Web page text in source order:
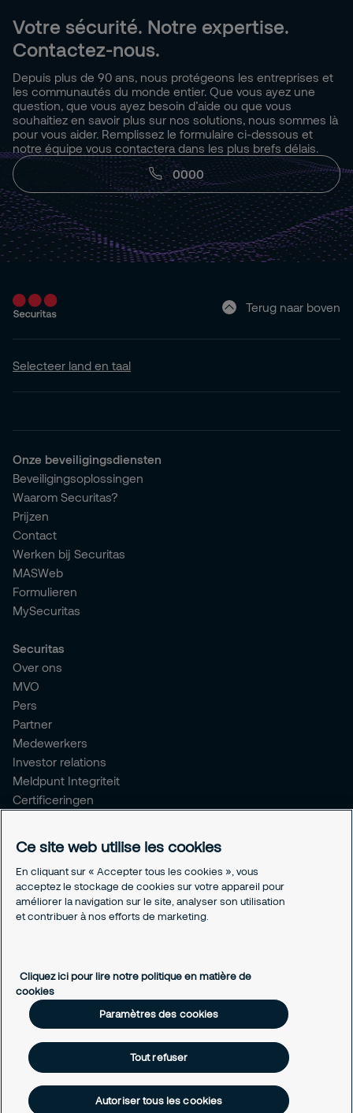
Votre sécurité. Notre expertise.
Contactez-nous.
Depuis plus de 90 ans, nous protégeons les entreprises et
les communautés du monde entier. Que vous ayez une
question, que vous ayez besoin d’aide ou que vous
souhaitiez en savoir plus sur nos solutions, nous sommes là
pour vous aider. Remplissez le formulaire ci-dessous et
notre équipe vous contactera dans les plus brefs délais.
0000
Terug naar boven
Selecteer land en taal
Onze beveiligingsdiensten
Beveiligingsoplossingen
Waarom Securitas?
Prijzen
Contact
Werken bij Securitas
MASWeb
Formulieren
MySecuritas
Securitas
Over ons
MVO
Pers
Partner
Medewerkers
Investor relations
Meldpunt Integriteit
Certificeringen
Juridisch
Privacyverklaring
Algemene voorwaarden
Responsible disclosure
Ce site web utilise les cookies
En cliquant sur « Accepter tous les cookies », vous
acceptez le stockage de cookies sur votre appareil pour
améliorer la navigation sur le site, analyser son utilisation
et contribuer à nos efforts de marketing.
Cliquez ici pour lire notre politique en matière de
cookies
Paramètres des cookies
Tout refuser
Autoriser tous les cookies